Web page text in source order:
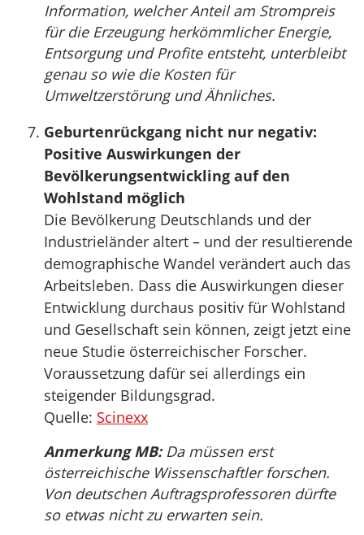
Information, welcher Anteil am Strompreis
für die Erzeugung herkömmlicher Energie,
Entsorgung und Profite entsteht, unterbleibt
genau so wie die Kosten für
Umweltzerstörung und Ähnliches.
Geburtenrückgang nicht nur negativ:
Positive Auswirkungen der
Bevölkerungsentwickling auf den
Wohlstand möglich
Die Bevölkerung Deutschlands und der
Industrieländer altert – und der resultierende
demographische Wandel verändert auch das
Arbeitsleben. Dass die Auswirkungen dieser
Entwicklung durchaus positiv für Wohlstand
und Gesellschaft sein können, zeigt jetzt eine
neue Studie österreichischer Forscher.
Voraussetzung dafür sei allerdings ein
steigender Bildungsgrad.
Quelle: Scinexx
Anmerkung MB:Da müssen erst
österreichische Wissenschaftler forschen.
Von deutschen Auftragsprofessoren dürfte
so etwas nicht zu erwarten sein.